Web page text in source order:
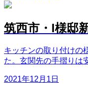
筑西市・I様邸
キッチンの取り付けの
た。玄関先の手摺りは
2021年12月1日